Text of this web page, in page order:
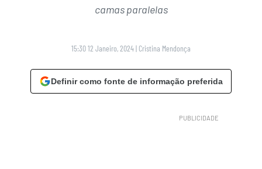
camas paralelas
15:30 12 Janeiro, 2024| Cristina Mendonça
Definir como fonte de informação preferida